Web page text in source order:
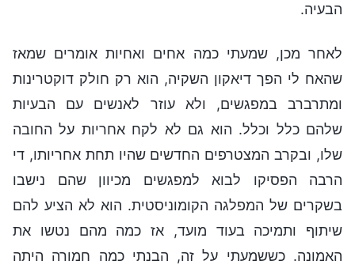
הבעיה.
לאחר מכן, שמעתי כמה אחים ואחיות אומרים שמאז
שהאח לי הפך דיאקון השקיה, הוא רק חולק דוקטרינות
ומתרברב במפגשים, ולא עוזר לאנשים עם הבעיות
שלהם כלל וכלל. הוא גם לא לקח אחריות על החובה
שלו, ובקרב המצטרפים החדשים שהיו תחת אחריותו, די
הרבה הפסיקו לבוא למפגשים מכיוון שהם נישבו
בשקרים של המפלגה הקומוניסטית. הוא לא הציע להם
שיתוף ותמיכה בעוד מועד, אז כמה מהם נטשו את
האמונה. כששמעתי על זה, הבנתי כמה חמורה היתה